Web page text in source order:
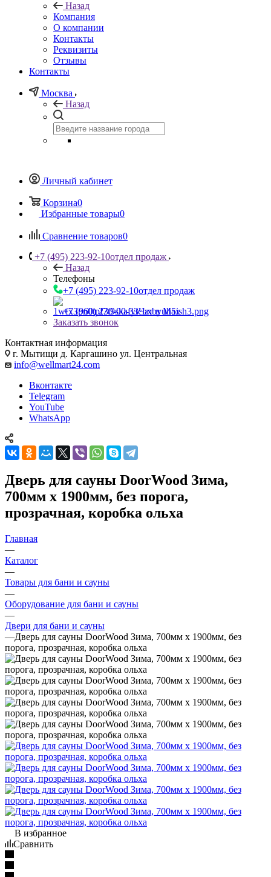
Назад
Компания
О компании
Контакты
Реквизиты
Отзывы
Контакты
Москва
Назад
Личный кабинет
Корзина0
Избранные товары0
Сравнение товаров0
+7 (495) 223-92-10отдел продаж
Назад
Телефоны
+7 (495) 223-92-10отдел продаж
+7 (960) 230-00-33Чат в Max
Заказать звонок
Контактная информация
г. Мытищи д. Каргашино ул. Центральная
info@wellmart24.com
Вконтакте
Telegram
YouTube
WhatsApp
Дверь для сауны DoorWood Зима,
700мм х 1900мм, без порога,
прозрачная, коробка ольха
Главная
—
Каталог
—
Товары для бани и сауны
—
Оборудование для бани и сауны
—
Двери для бани и сауны
—Дверь для сауны DoorWood Зима, 700мм х 1900мм, без
порога, прозрачная, коробка ольха
В избранное
Сравнить